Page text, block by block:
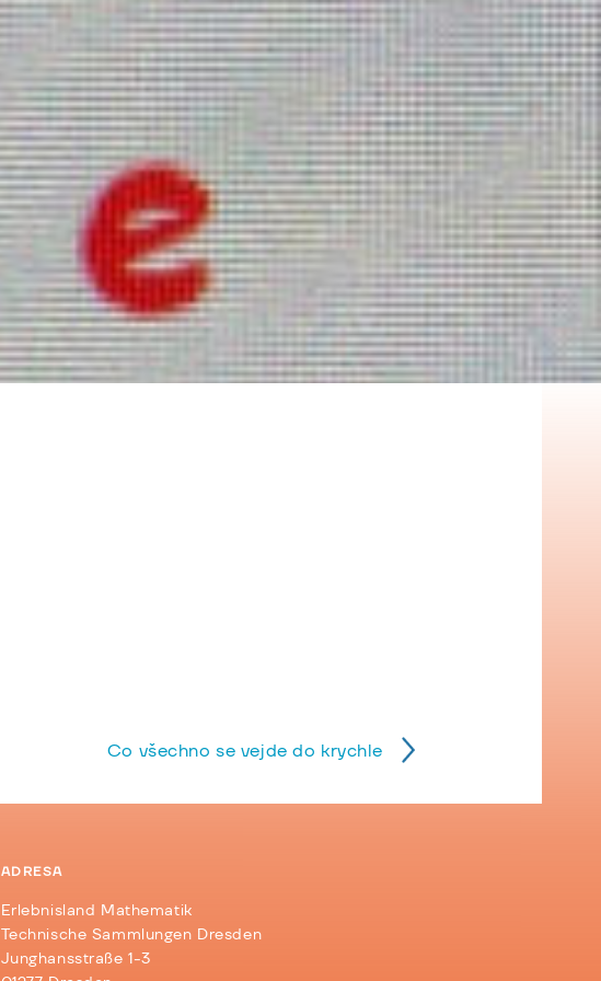
Co všechno se vejde do krychle
ADRESA
Erlebnisland Mathematik
Technische Sammlungen Dresden
Junghansstraße 1-3